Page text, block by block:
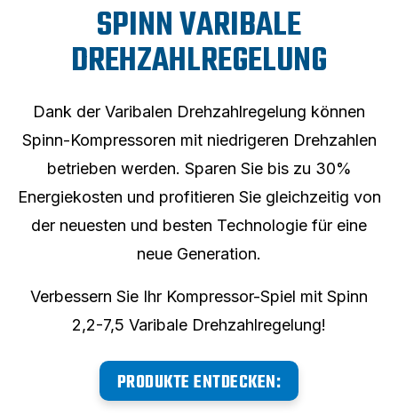
SPINN VARIBALE
DREHZAHLREGELUNG
Dank der Varibalen Drehzahlregelung können
Spinn-Kompressoren mit niedrigeren Drehzahlen
betrieben werden. Sparen Sie bis zu 30%
Energiekosten und profitieren Sie gleichzeitig von
der neuesten und besten Technologie für eine
neue Generation.
Verbessern Sie Ihr Kompressor-Spiel mit Spinn
2,2-7,5 Varibale Drehzahlregelung!
PRODUKTE ENTDECKEN: